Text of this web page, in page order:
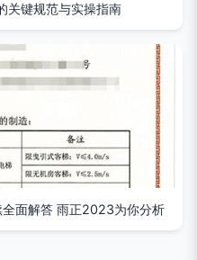
关键规范与实操指南
面解答 雨正2023为你分析